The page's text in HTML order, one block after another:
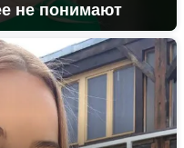
не понимают